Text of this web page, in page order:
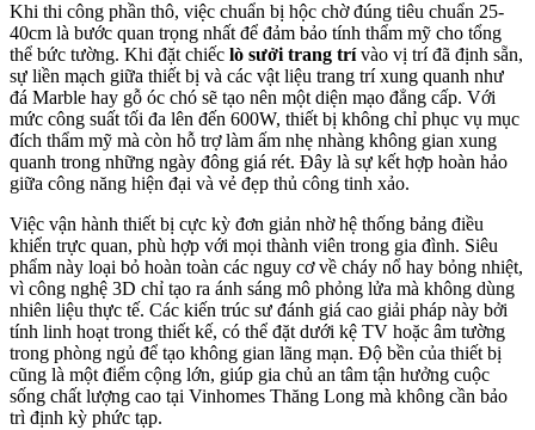
Khi thi công phần thô, việc chuẩn bị hộc chờ đúng tiêu chuẩn 25-
40cm là bước quan trọng nhất để đảm bảo tính thẩm mỹ cho tổng
thể bức tường. Khi đặt chiếc lò sưởi trang trívào vị trí đã định sẵn,
sự liền mạch giữa thiết bị và các vật liệu trang trí xung quanh như
đá Marble hay gỗ óc chó sẽ tạo nên một diện mạo đẳng cấp. Với
mức công suất tối đa lên đến 600W, thiết bị không chỉ phục vụ mục
đích thẩm mỹ mà còn hỗ trợ làm ấm nhẹ nhàng không gian xung
quanh trong những ngày đông giá rét. Đây là sự kết hợp hoàn hảo
giữa công năng hiện đại và vẻ đẹp thủ công tinh xảo.
Việc vận hành thiết bị cực kỳ đơn giản nhờ hệ thống bảng điều
khiển trực quan, phù hợp với mọi thành viên trong gia đình. Siêu
phẩm này loại bỏ hoàn toàn các nguy cơ về cháy nổ hay bỏng nhiệt,
vì công nghệ 3D chỉ tạo ra ánh sáng mô phỏng lửa mà không dùng
nhiên liệu thực tế. Các kiến trúc sư đánh giá cao giải pháp này bởi
tính linh hoạt trong thiết kế, có thể đặt dưới kệ TV hoặc âm tường
trong phòng ngủ để tạo không gian lãng mạn. Độ bền của thiết bị
cũng là một điểm cộng lớn, giúp gia chủ an tâm tận hưởng cuộc
sống chất lượng cao tại Vinhomes Thăng Long mà không cần bảo
trì định kỳ phức tạp.